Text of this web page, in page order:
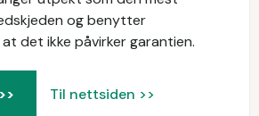
og benytter
det ikke påvirker garantien.
Til nettsiden >>